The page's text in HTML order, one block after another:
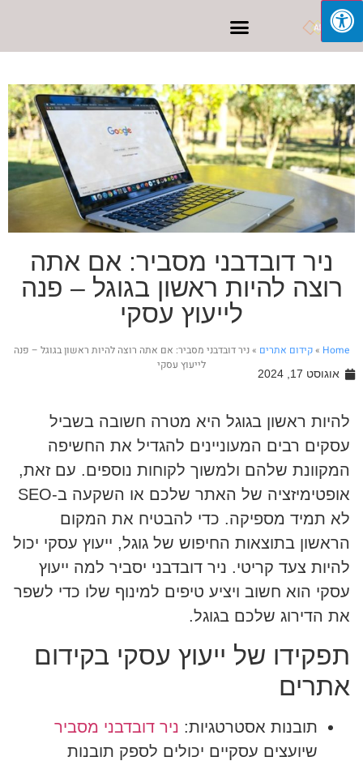
ניר דובדבני מסביר: אם אתה
רוצה להיות ראשון בגוגל – פנה
לייעוץ עסקי
Home
»קידום אתרים»ניר דובדבני מסביר: אם אתה רוצה להיות ראשון בגוגל – פנה
לייעוץ עסקי
אוגוסט 17, 2024
להיות ראשון בגוגל היא מטרה חשובה בשביל
עסקים רבים המעוניינים להגדיל את החשיפה
המקוונת שלהם ולמשוך לקוחות נוספים. עם זאת,
אופטימיזציה של האתר שלכם או השקעה ב-SEO
לא תמיד מספיקה. כדי להבטיח את המקום
הראשון בתוצאות החיפוש של גוגל, ייעוץ עסקי יכול
להיות צעד קריטי. ניר דובדבני יסביר למה ייעוץ
עסקי הוא חשוב ויציע טיפים למינוף שלו כדי לשפר
את הדירוג שלכם בגוגל.
תפקידו של ייעוץ עסקי בקידום
אתרים
תובנות אסטרטגיות: ניר דובדבני מסביר
שיועצים עסקיים יכולים לספק תובנות